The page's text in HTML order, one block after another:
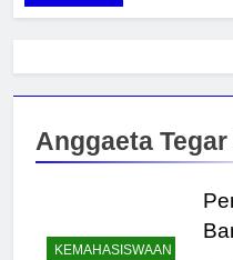
Anggaeta Tegar
KEMAHASISWAAN